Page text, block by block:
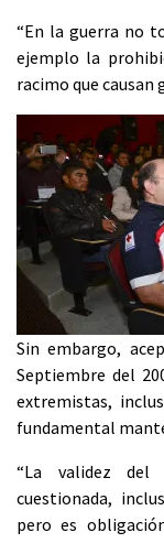
“En la guerra no
ejemplo la
racimo que
Sin embargo,
Septiembre del
extremistas,
fundamental
“La validez del
cuestionada,
pero es